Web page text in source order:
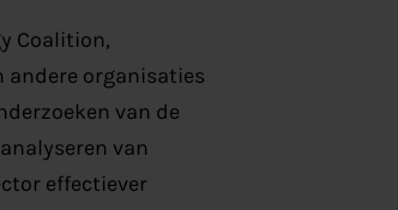
Coalition,
andere organisaties
van de
van
effectiever